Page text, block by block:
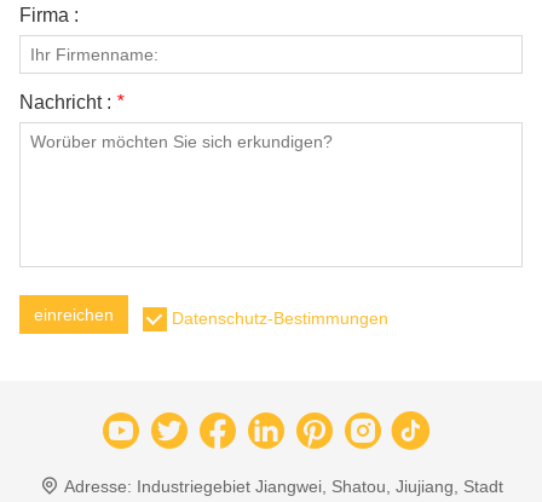
Firma :
Nachricht : *
einreichen Datenschutz-Bestimmungen
Adresse: Industriegebiet Jiangwei, Shatou, Jiujiang, Stadt